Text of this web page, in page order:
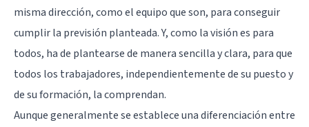
misma dirección, como el equipo que son, para conseguir
cumplir la previsión planteada. Y, como la visión es para
todos, ha de plantearse de manera sencilla y clara, para que
todos los trabajadores, independientemente de su puesto y
de su formación, la comprendan.
Aunque generalmente se establece una diferenciación entre